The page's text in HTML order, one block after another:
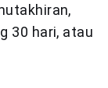
30 hari, atau